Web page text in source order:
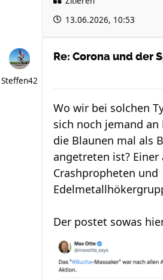
13.06.2026, 10:53
Steffen42
Re: Corona und der
Wo wir bei solchen
sich noch jemand
die Blaunen mal als
angetreten ist? Einer
Crashpropheten und
Der postet sowas